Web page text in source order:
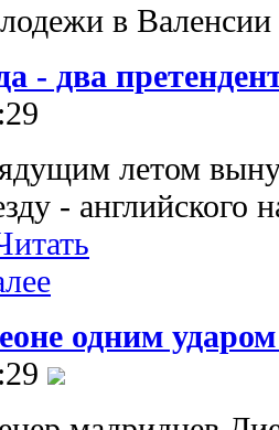
в Валенсии
- два
летом
-
одним